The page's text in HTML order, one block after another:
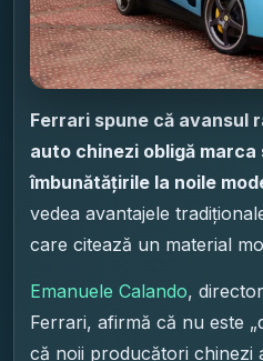
Ferrari spune că avansul
auto chinezi obligă
îmbunătățirile la noile
vedea avantajele
care citează un material
Emanuele Calando,
Ferrari, afirmă că nu este
că noii producători chinezi